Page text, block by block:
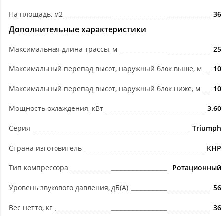
На площадь, м2 36
Дополнительные характеристики
Максимальная длина трассы, м 25
Максимальный перепад высот, наружный блок выше, м 10
Максимальный перепад высот, наружный блок ниже, м 10
Мощность охлаждения, кВт 3.60
Серия Triumph
Страна изготовитель КНР
Тип компрессора Ротационный
Уровень звукового давления, дБ(А) 56
Вес нетто, кг 36